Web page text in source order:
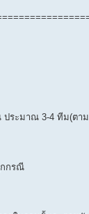
ประมาณ 3-4 ทีม(ต
กกรณี